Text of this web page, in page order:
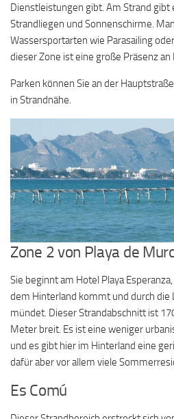
Dienstleistungen gibt. Am Strand gibt
Strandliegen und Sonnenschirme.
Wassersportarten wie Parasailing
dieser Zone ist eine große Präsenz an
Parken können Sie an der
in Strandnähe.
Zone 2 von Playa de
Sie beginnt am Hotel Playa
dem Hinterland kommt und durch die
mündet. Dieser Strandabschnitt ist
Meter breit. Es ist eine weniger
und es gibt hier im Hinterland eine
dafür aber vor allem viele
Es Comú